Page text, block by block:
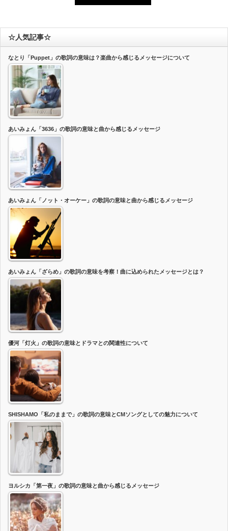
☆人気記事☆
なとり「Puppet」の歌詞の意味は？楽曲から感じるメッセージについて
あいみょん「3636」の歌詞の意味と曲から感じるメッセージ
あいみょん「ノット・オーケー」の歌詞の意味と曲から感じるメッセージ
あいみょん「ざらめ」の歌詞の意味を考察！曲に込められたメッセージとは？
優河「灯火」の歌詞の意味とドラマとの関連性について
SHISHAMO「私のままで」の歌詞の意味とCMソングとしての魅力について
ヨルシカ「第一夜」の歌詞の意味と曲から感じるメッセージ